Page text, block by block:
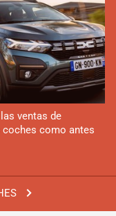
ventas de
como antes